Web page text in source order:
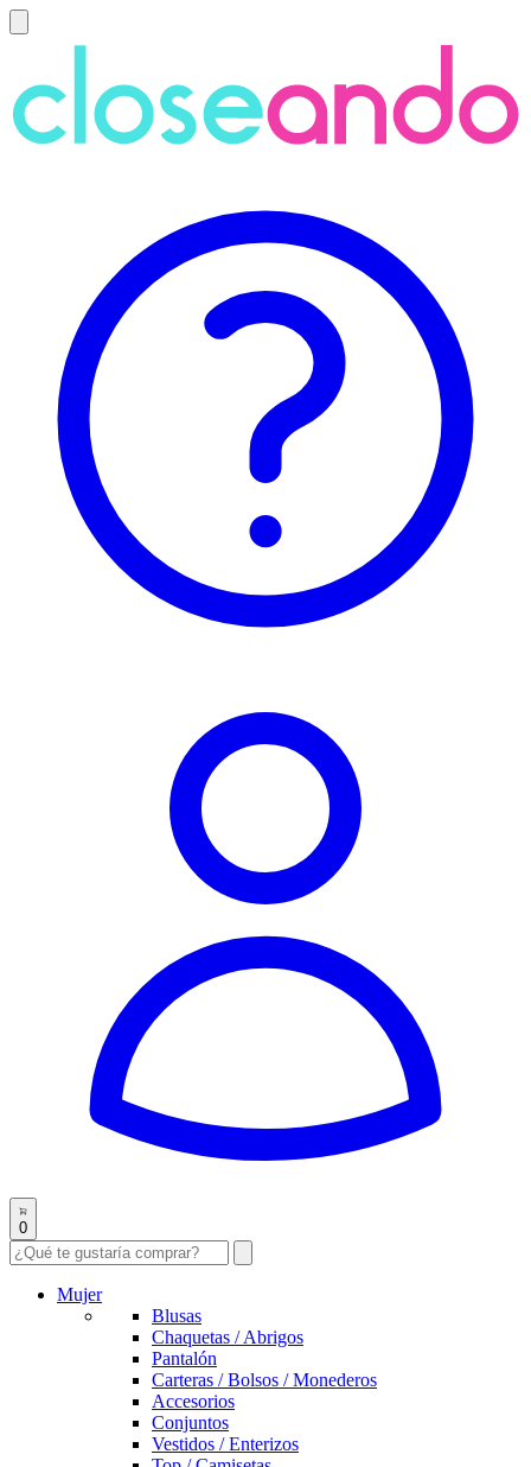
0
Mujer
Blusas
Chaquetas / Abrigos
Pantalón
Carteras / Bolsos / Monederos
Accesorios
Conjuntos
Vestidos / Enterizos